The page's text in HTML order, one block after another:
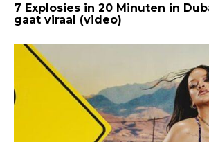
7 Explosies in 20 Minuten in
gaat viraal (video)